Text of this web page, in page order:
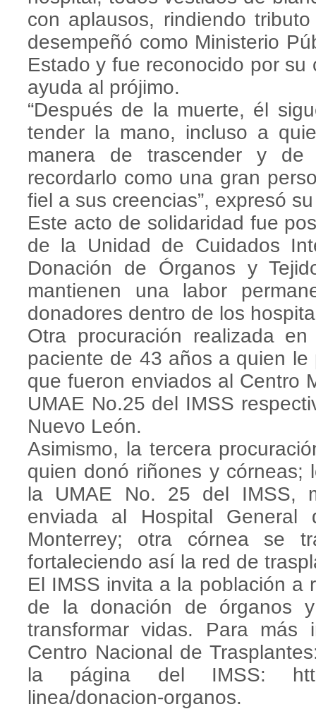
con aplausos, rindiendo
desempeñó como Ministerio
Estado y fue reconocido por
ayuda al prójimo.
“Después de la muerte, él
tender la mano, incluso a
manera de trascender y
recordarlo como una gran
fiel a sus creencias”, expresó
Este acto de solidaridad fue
de la Unidad de Cuidados
Donación de Órganos y
mantienen una labor
donadores dentro de los
Otra procuración realizada
paciente de 43 años a quien
que fueron enviados al Centro
UMAE No.25 del IMSS
Nuevo León.
Asimismo, la tercera
quien donó riñones y córneas;
la UMAE No. 25 del IMSS,
enviada al Hospital
Monterrey; otra córnea se
fortaleciendo así la red de
El IMSS invita a la población a
de la donación de órganos
transformar vidas. Para más
Centro Nacional de
la página del IMSS: http://
linea/donacion-organos.